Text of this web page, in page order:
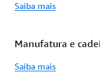
Saiba mais
Manufatura e
Saiba mais